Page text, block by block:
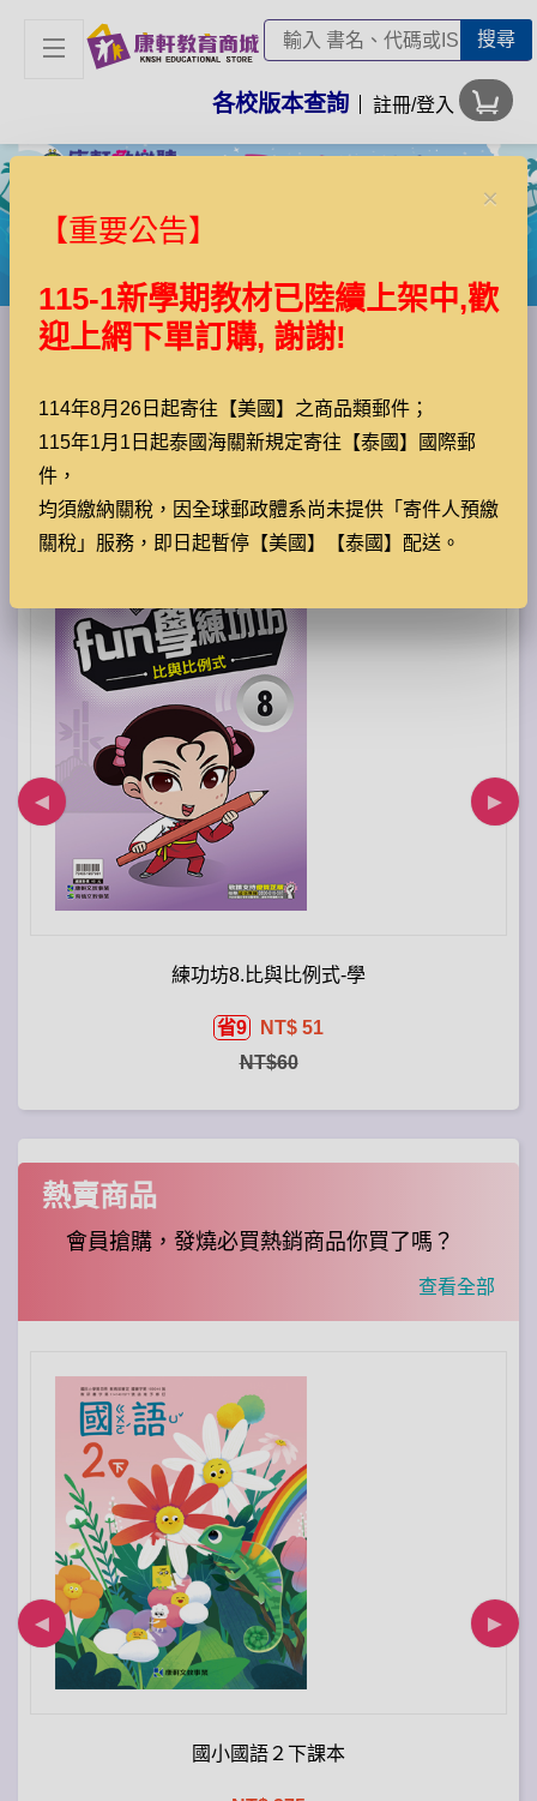
各校版本查詢 註冊/登入
搜尋
‹ ›
75折(起
練功坊8.比與比例式-學
省9
NT$ 51
NT$60
熱賣商品
會員搶購，發燒必買熱銷商品你買了嗎？
查看全部
國小國語２下課本
【重要公告】
×
115-1新學期教材已陸續上架中,歡
迎上網下單訂購, 謝謝!
114年8月26日起寄往【美國】之商品類郵件；
115年1月1日起泰國海關新規定寄往【泰國】國際郵
件，
均須繳納關稅，因全球郵政體系尚未提供「寄件人預繳
關稅」服務，即日起暫停【美國】【泰國】配送。